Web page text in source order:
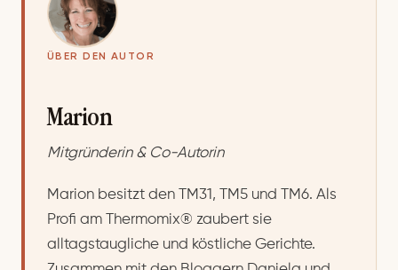
ÜBER DEN AUTOR
Marion
Mitgründerin & Co-Autorin
Marion besitzt den TM31, TM5 und TM6. Als
Profi am Thermomix® zaubert sie
alltagstaugliche und köstliche Gerichte.